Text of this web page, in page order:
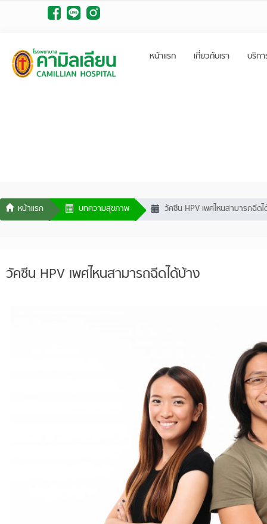
หน้าแรก เกี่ยวกับเรา บริก
บทความสุขภาพ วัคซีน HPV เพศไหนสามารถฉีด
วัคซีน HPV เพศไหนสามารถฉีดได้บ้าง